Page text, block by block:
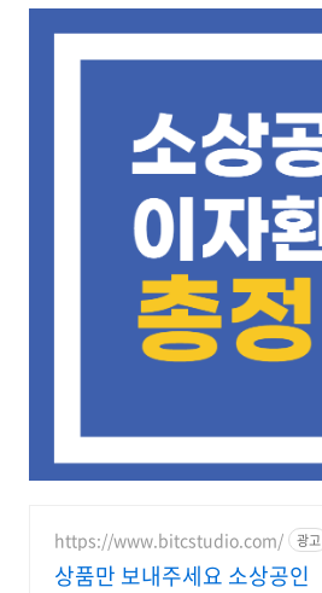
https://www.bitcstudio.com/ 광고
상품만 보내주세요 소상공인